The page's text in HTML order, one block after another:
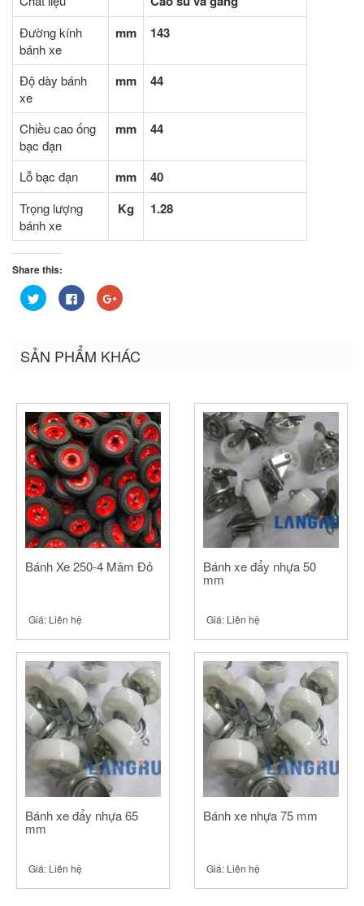
Đường kính
bánh xe
mm 143
Độ dày bánh
xe
mm 44
Chiều cao ống
bạc đạn
mm 44
Lỗ bạc đạn mm 40
Trọng lượng
bánh xe
Kg 1.28
Share this:
Bấm
để
(Opens
in
Nhấn
vào
Facebook
(Opens
in
Bấm
để
(Opens
in
SẢN PHẨM KHÁC
Bánh Xe 250-4 Mâm Đỏ
Giá: Liên hệ
Bánh xe đẩy nhựa 50
mm
Giá: Liên hệ
Bánh xe đẩy nhựa 65
mm
Giá: Liên hệ
Bánh xe nhựa 75 mm
Giá: Liên hệ